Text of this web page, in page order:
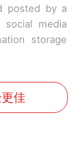
posted by a
media
storage
佳